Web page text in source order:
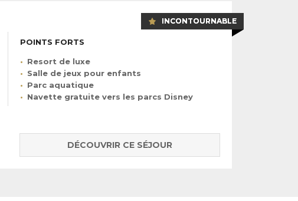
INCONTOURNABLE
POINTS FORTS
Resort de luxe
Salle de jeux pour enfants
Parc aquatique
Navette gratuite vers les parcs Disney
DÉCOUVRIR CE SÉJOUR